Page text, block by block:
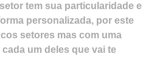
tem sua particularidade e
personalizada, por este
setores mas com uma
um deles que vai te